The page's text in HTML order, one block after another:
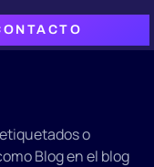
o
Blog en el blog